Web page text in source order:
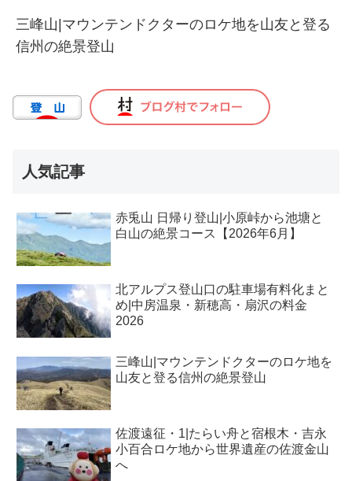
三峰山|マウンテンドクターのロケ地を山友と登る
信州の絶景登山
人気記事
赤兎山 日帰り登山|小原峠から池塘と
白山の絶景コース【2026年6月】
北アルプス登山口の駐車場有料化まと
め|中房温泉・新穂高・扇沢の料金
2026
三峰山|マウンテンドクターのロケ地を
山友と登る信州の絶景登山
佐渡遠征・1|たらい舟と宿根木・吉永
小百合ロケ地から世界遺産の佐渡金山
へ